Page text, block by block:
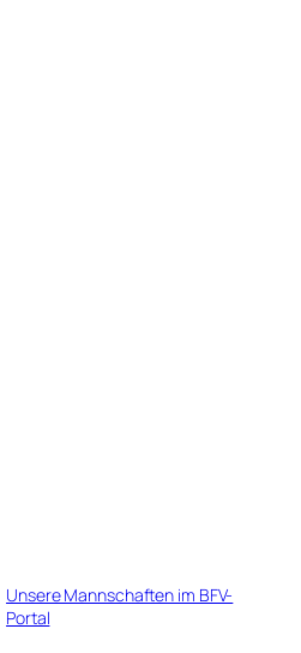
Unsere Mannschaften im BFV-
Portal